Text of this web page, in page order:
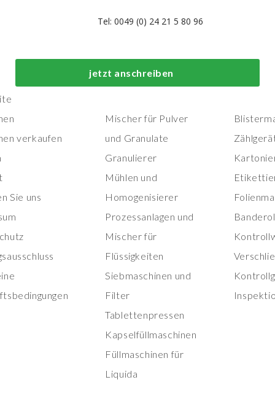
Tel: 0049 (0) 24 21 5 80 96
jetzt anschreiben
verkaufen
Sie uns
Top-Prozess- und
Herstellungsmaschinen
Mischer für Pulver
und Granulate
Granulierer
Mühlen und
Homogenisierer
Prozessanlagen und
Mischer für
Flüssigkeiten
Siebmaschinen und
Filter
Tablettenpressen
Kapselfüllmaschinen
Füllmaschinen für
Liquida